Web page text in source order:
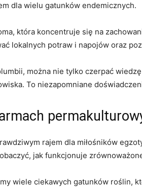
dla wielu gatunków⁢ endemicznych.
która⁣ koncentruje​ się na
lokalnych potraw ‌i ⁣napojów⁢ oraz
można‌ nie tylko ⁣czerpać
To niezapomniane
rajem dla miłośników
jak ⁢funkcjonuje
wiele ciekawych ‍gatunków roślin,​